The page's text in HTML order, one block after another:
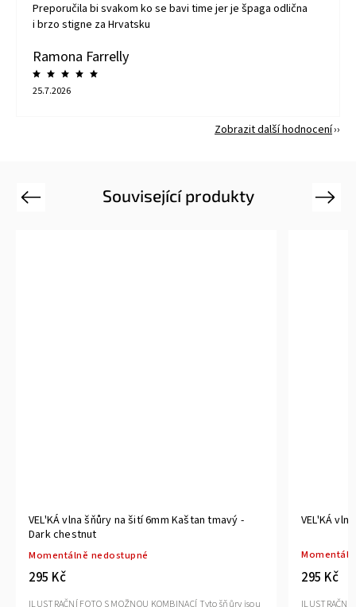
Preporučila bi svakom ko se bavi time jer je špaga odlična
i brzo stigne za Hrvatsku
Ramona Farrelly
25.7.2026
Zobrazit další hodnocení
Související produkty
Previous
VEL'KÁ vlna šňůry na šití 6mm Kaštan tmavý -
Dark chestnut
Momentálně nedostupné
295 Kč
ILUSTRAČNÍ FOTO S MOŽNOU KOMBINACÍ Tyto šňůry jsou
VEL'KÁ
295 Kč
ILUSTRAČNÍ
Next